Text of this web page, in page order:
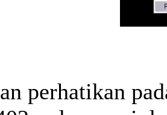
perhatikan